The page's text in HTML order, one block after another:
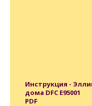
Инструкция -
дома DFC E95001
PDF